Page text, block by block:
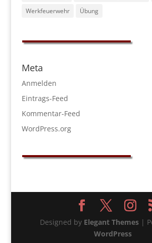
Werkfeuerwehr
Übung
Meta
Anmelden
Eintrags-Feed
Kommentar-Feed
WordPress.org
Designed by Elegant Themes|
WordPress